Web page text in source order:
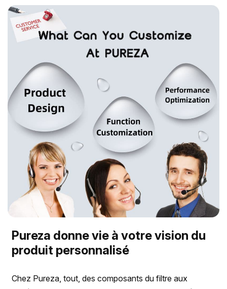
Pureza donne vie à votre vision du
produit personnalisé
Chez Pureza, tout, des composants du filtre aux